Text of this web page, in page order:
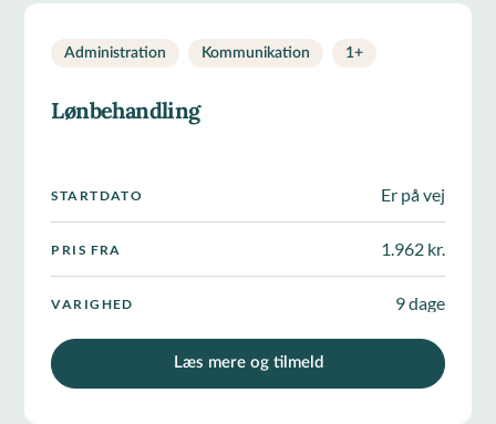
Administration Kommunikation 1+
Lønbehandling
STARTDATO Er på vej
PRIS FRA 1.962 kr.
VARIGHED 9 dage
Læs mere og tilmeld